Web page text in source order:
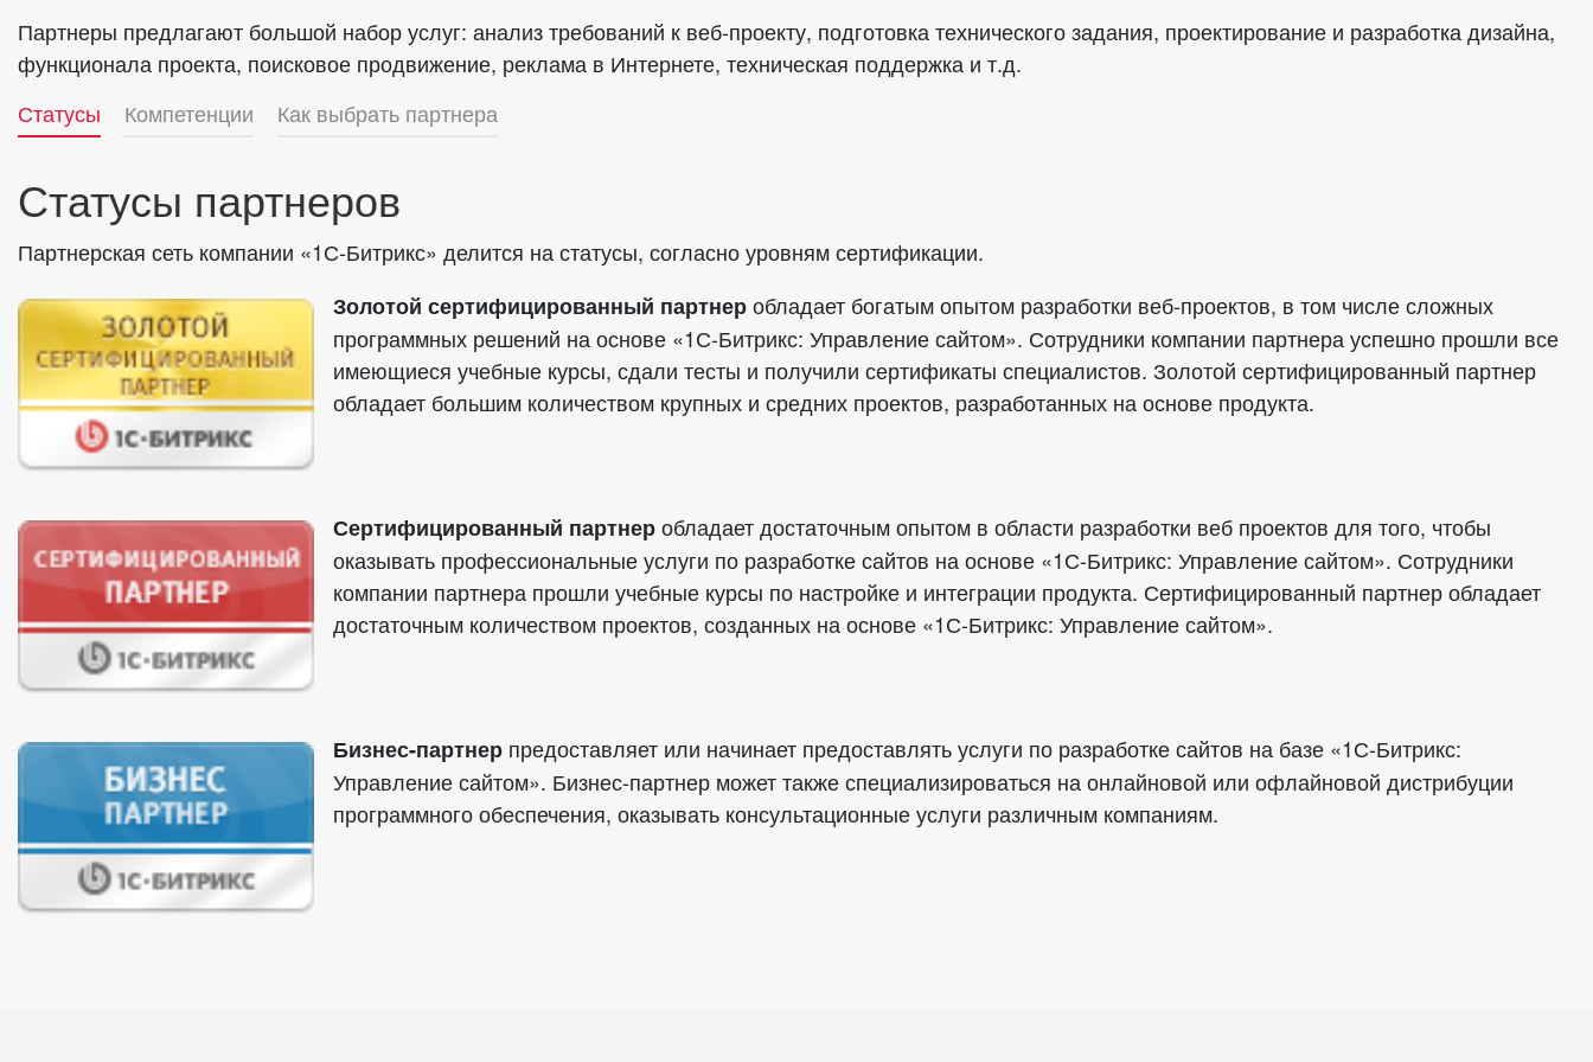
Партнеры предлагают большой набор услуг: анализ требований к веб-проекту, подготовка технического задания, проектирование и разработка дизайна,
функционала проекта, поисковое продвижение, реклама в Интернете, техническая поддержка и т.д.
Статусы
Компетенции Как выбрать партнера
Статусы партнеров
Партнерская сеть компании «1С-Битрикс» делится на статусы, согласно уровням сертификации.
Золотой сертифицированный партнеробладает богатым опытом разработки веб-проектов, в том числе сложных
программных решений на основе «1С-Битрикс: Управление сайтом». Сотрудники компании партнера успешно прошли все
имеющиеся учебные курсы, сдали тесты и получили сертификаты специалистов. Золотой сертифицированный партнер
обладает большим количеством крупных и средних проектов, разработанных на основе продукта.
Сертифицированный партнеробладает достаточным опытом в области разработки веб проектов для того, чтобы
оказывать профессиональные услуги по разработке сайтов на основе «1С-Битрикс: Управление сайтом». Сотрудники
компании партнера прошли учебные курсы по настройке и интеграции продукта. Сертифицированный партнер обладает
достаточным количеством проектов, созданных на основе «1С-Битрикс: Управление сайтом».
Бизнес-партнер предоставляет или начинает предоставлять услуги по разработке сайтов на базе «1С-Битрикс:
Управление сайтом». Бизнес-партнер может также специализироваться на онлайновой или офлайновой дистрибуции
программного обеспечения, оказывать консультационные услуги различным компаниям.